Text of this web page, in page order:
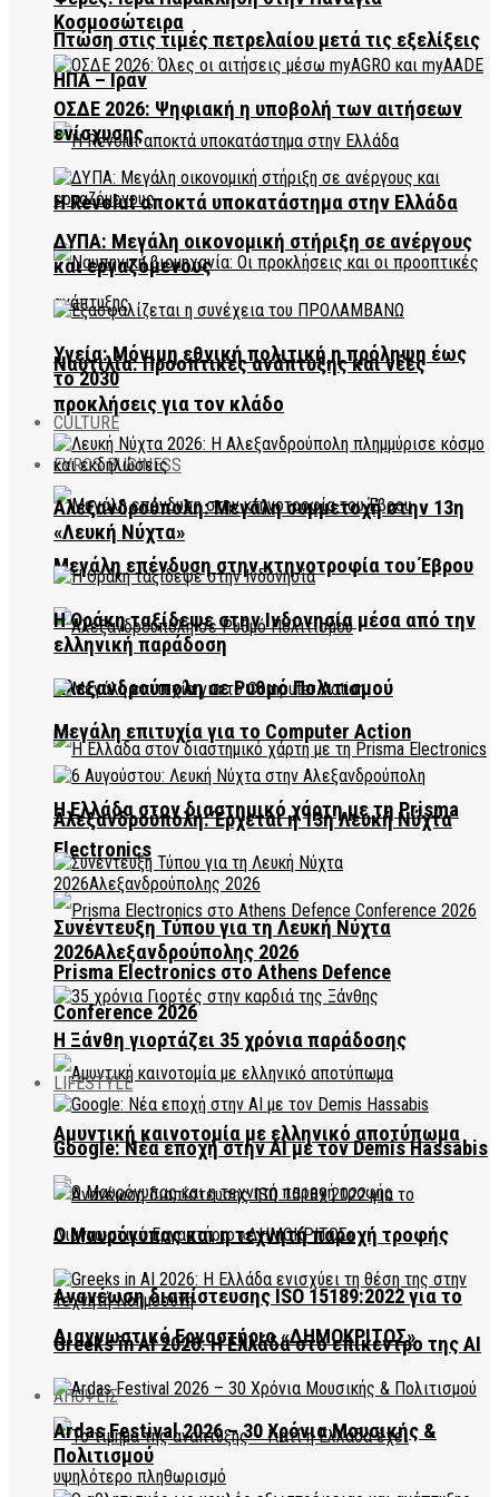
Πτώση στις τιμές πετρελαίου μετά τις εξελίξεις
ΗΠΑ – Ιράν
Η Revolut αποκτά υποκατάστημα στην Ελλάδα
Ναυτιλία: Προοπτικές ανάπτυξης και νέες
προκλήσεις για τον κλάδο
EVROS BUSINESS
Μεγάλη επένδυση στην κτηνοτροφία του Έβρου
Αλεξανδρούπολη σε Ρυθμό Πολιτισμού
Η Ελλάδα στον διαστημικό χάρτη με τη Prisma
Electronics
Prisma Electronics στο Athens Defence
Conference 2026
Αμυντική καινοτομία με ελληνικό αποτύπωμα
Ανανέωση διαπίστευσης ISO 15189:2022 για το
Διαγνωστικό Εργαστήριο «ΔΗΜΟΚΡΙΤΟΣ»
ΑΠΟΨΕΙΣ
Κοσμοσώτειρα
ΟΣΔΕ 2026: Ψηφιακή η υποβολή των αιτήσεων
ενίσχυσης
ΔΥΠΑ: Μεγάλη οικονομική στήριξη σε ανέργους
και εργαζόμενους
Υγεία: Μόνιμη εθνική πολιτική η πρόληψη έως
το 2030
CULTURE
Αλεξανδρούπολη: Μεγάλη συμμετοχή στην 13η
«Λευκή Νύχτα»
Η Θράκη ταξίδεψε στην Ινδονησία μέσα από την
ελληνική παράδοση
Μεγάλη επιτυχία για το Computer Action
Αλεξανδρούπολη: Έρχεται η 13η Λευκή Νύχτα
Συνέντευξη Τύπου για τη Λευκή Νύχτα
2026Αλεξανδρούπολης 2026
Η Ξάνθη γιορτάζει 35 χρόνια παράδοσης
LIFESTYLE
Google: Νέα εποχή στην AI με τον Demis Hassabis
Ο Μαυρόγυπας και η τεχνητή παροχή τροφής
Greeks in AI 2026: Η Ελλάδα στο επίκεντρο της AI
Ardas Festival 2026 – 30 Χρόνια Μουσικής &
Πολιτισμού